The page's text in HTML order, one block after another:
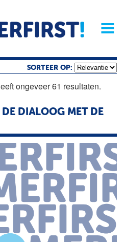
Magazine
SORTEER OP:
ongeveer 61 resultaten.
DIALOOG MET DE